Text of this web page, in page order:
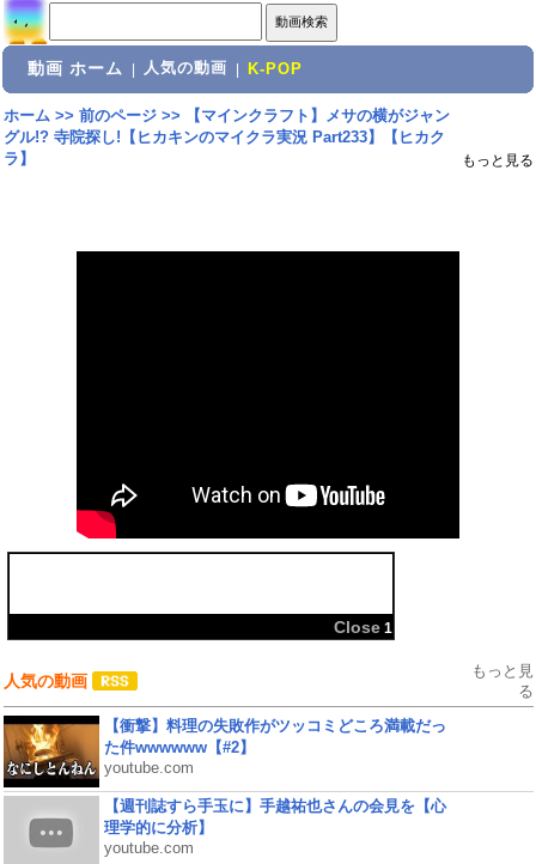
動画 ホーム 人気の動画 K-POP
ホーム>> 前のページ>>
【マインクラフト】メサの横がジャン
グル!? 寺院探し!【ヒカキンのマイクラ実況 Part233】【ヒカク
ラ】
もっと見る
人気の動画
もっと見
る
【衝撃】料理の失敗作がツッコミどころ満載だっ
た件wwwwww【#2】
youtube.com
【週刊誌すら手玉に】手越祐也さんの会見を【心
理学的に分析】
youtube.com